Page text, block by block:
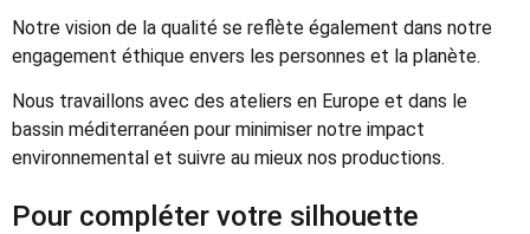
Notre vision de la qualité se reflète également dans notre
engagement éthique envers les personnes et la planète.
Nous travaillons avec des ateliers en Europe et dans le
bassin méditerranéen pour minimiser notre impact
environnemental et suivre au mieux nos productions.
Pour compléter votre silhouette